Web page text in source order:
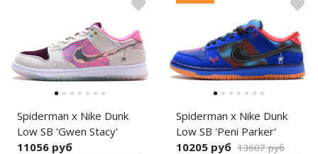
Spiderman x Nike Dunk
Low SB 'Gwen Stacy'
11056 руб
Spiderman x Nike Dunk
Low SB 'Peni Parker'
10205 руб 13607 руб